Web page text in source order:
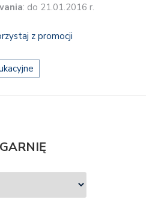
: do 21.01.2016 r.
z promocji